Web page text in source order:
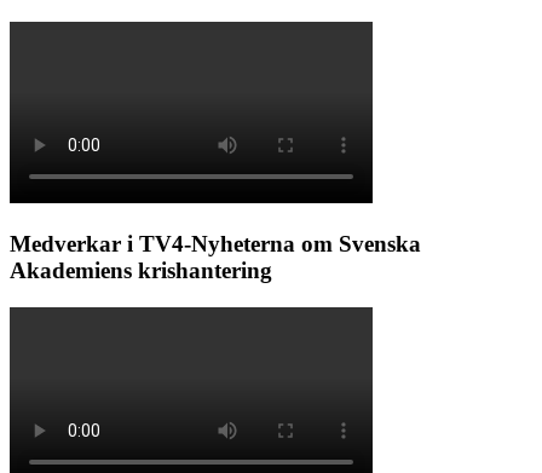
Medverkar i TV4-Nyheterna om Svenska
Akademiens krishantering